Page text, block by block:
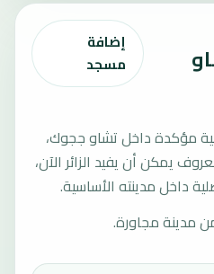
إضافة
مسجد
مؤكدة داخل تشاو ججوك،
يمكن أن يفيد الزائر الآن،
داخل مدينته الأساسية.
مدينة مجاورة.